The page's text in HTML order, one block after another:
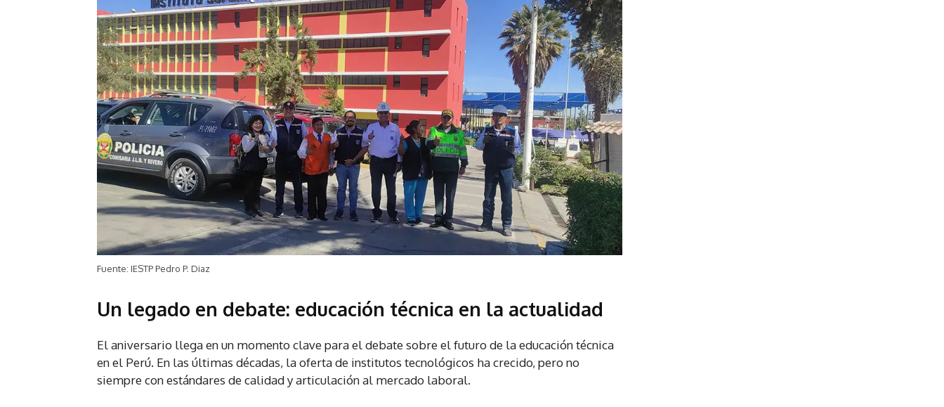
Fuente: IESTP Pedro P. Diaz
Un legado en debate: educación técnica en la actualidad
El aniversario llega en un momento clave para el debate sobre el futuro de la educación técnica
en el Perú. En las últimas décadas, la oferta de institutos tecnológicos ha crecido, pero no
siempre con estándares de calidad y articulación al mercado laboral.